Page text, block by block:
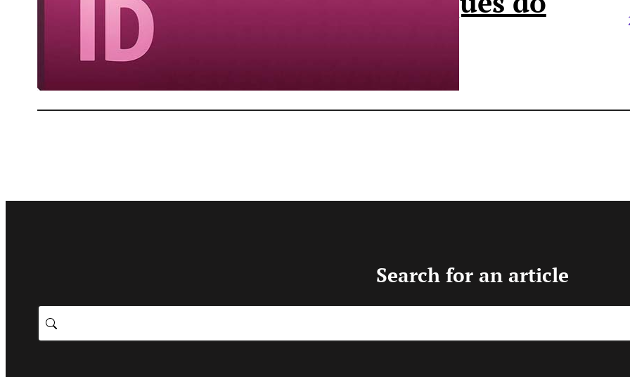
InDesign
Search for an article
Search